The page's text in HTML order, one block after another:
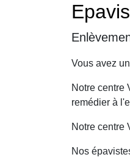
Vous avez
Notre centre
remédier à
Notre centre
Nos